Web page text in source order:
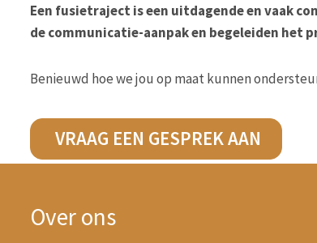
Een fusietraject is een uitdagende en vaak
de communicatie-aanpak en begeleiden het
Benieuwd hoe we jou op maat kunnen
VRAAG EEN GESPREK AAN
Over ons